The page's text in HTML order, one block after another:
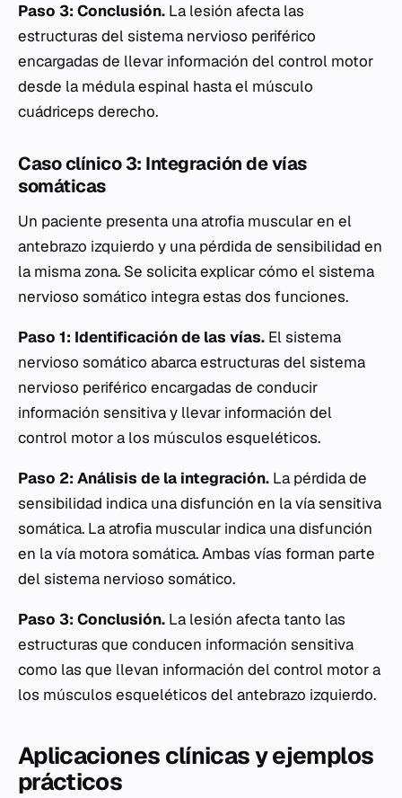
Paso 3: Conclusión. La lesión afecta las
estructuras del sistema nervioso periférico
encargadas de llevar información del control motor
desde la médula espinal hasta el músculo
cuádriceps derecho.
Caso clínico 3: Integración de vías
somáticas
Un paciente presenta una atrofia muscular en el
antebrazo izquierdo y una pérdida de sensibilidad en
la misma zona. Se solicita explicar cómo el sistema
nervioso somático integra estas dos funciones.
Paso 1: Identificación de las vías. El sistema
nervioso somático abarca estructuras del sistema
nervioso periférico encargadas de conducir
información sensitiva y llevar información del
control motor a los músculos esqueléticos.
Paso 2: Análisis de la integración. La pérdida de
sensibilidad indica una disfunción en la vía sensitiva
somática. La atrofia muscular indica una disfunción
en la vía motora somática. Ambas vías forman parte
del sistema nervioso somático.
Paso 3: Conclusión. La lesión afecta tanto las
estructuras que conducen información sensitiva
como las que llevan información del control motor a
los músculos esqueléticos del antebrazo izquierdo.
Aplicaciones clínicas y ejemplos
prácticos